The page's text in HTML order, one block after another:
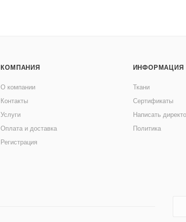
КОМПАНИЯ
О компании
Контакты
Услуги
Оплата и доставка
Регистрация
ИНФОРМАЦИЯ
Ткани
Сертификаты
Написать
Политика